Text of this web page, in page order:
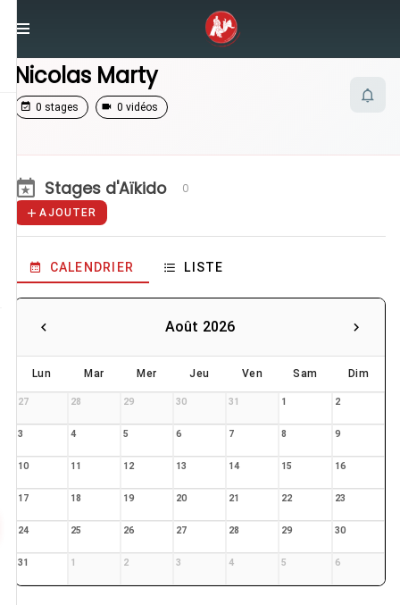
Nicolas Marty
Nicolas Marty
0 stages 0 vidéos
Stages d'Aïkido 0
AJOUTER
CALENDRIER LISTE
Août 2026
Lun Mar Mer Jeu Ven Sam Dim
27 28 29 30 31 1 2
3 4 5 6 7 8 9
10 11 12 13 14 15 16
17 18 19 20 21 22 23
24 25 26 27 28 29 30
31 1 2 3 4 5 6